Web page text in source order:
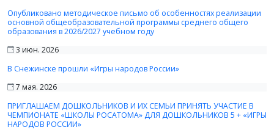
Опубликовано методическое письмо об особенностях реализации
основной общеобразовательной программы среднего общего
образования в 2026/2027 учебном году
3 июн. 2026
В Снежинске прошли «Игры народов России»
7 мая. 2026
ПРИГЛАШАЕМ ДОШКОЛЬНИКОВ И ИХ СЕМЬИ ПРИНЯТЬ УЧАСТИЕ В
ЧЕМПИОНАТЕ «ШКОЛЫ РОСАТОМА» ДЛЯ ДОШКОЛЬНИКОВ 5 + «ИГРЫ
НАРОДОВ РОССИИ»